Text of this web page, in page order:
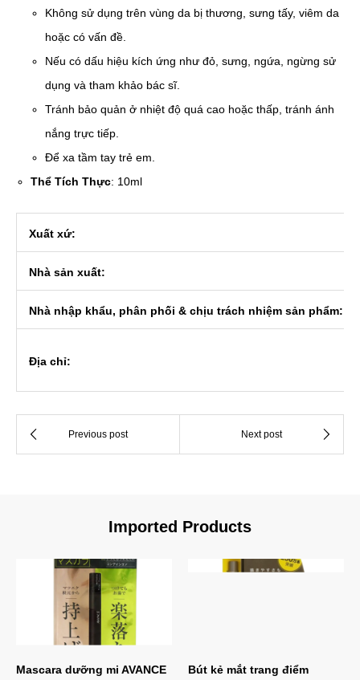
Không sử dụng trên vùng da bị thương, sưng tấy, viêm da
hoặc có vấn đề.
Nếu có dấu hiệu kích ứng như đỏ, sưng, ngứa, ngừng sử
dụng và tham khảo bác sĩ.
Tránh bảo quản ở nhiệt độ quá cao hoặc thấp, tránh ánh
nắng trực tiếp.
Để xa tầm tay trẻ em.
Thể Tích Thực: 10ml
Xuất xứ:
Nhà sản xuất:
Nhà nhập khẩu, phân phối & chịu trách nhiệm sản phẩm:
Địa chỉ:
Imported Products
Mascara dưỡng mi AVANCE
Bút kẻ mắt trang điểm